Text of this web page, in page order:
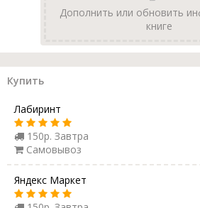
Дополнить или обновить
книге
Купить
Лабиринт
150р. Завтра
Самовывоз
Яндекс Маркет